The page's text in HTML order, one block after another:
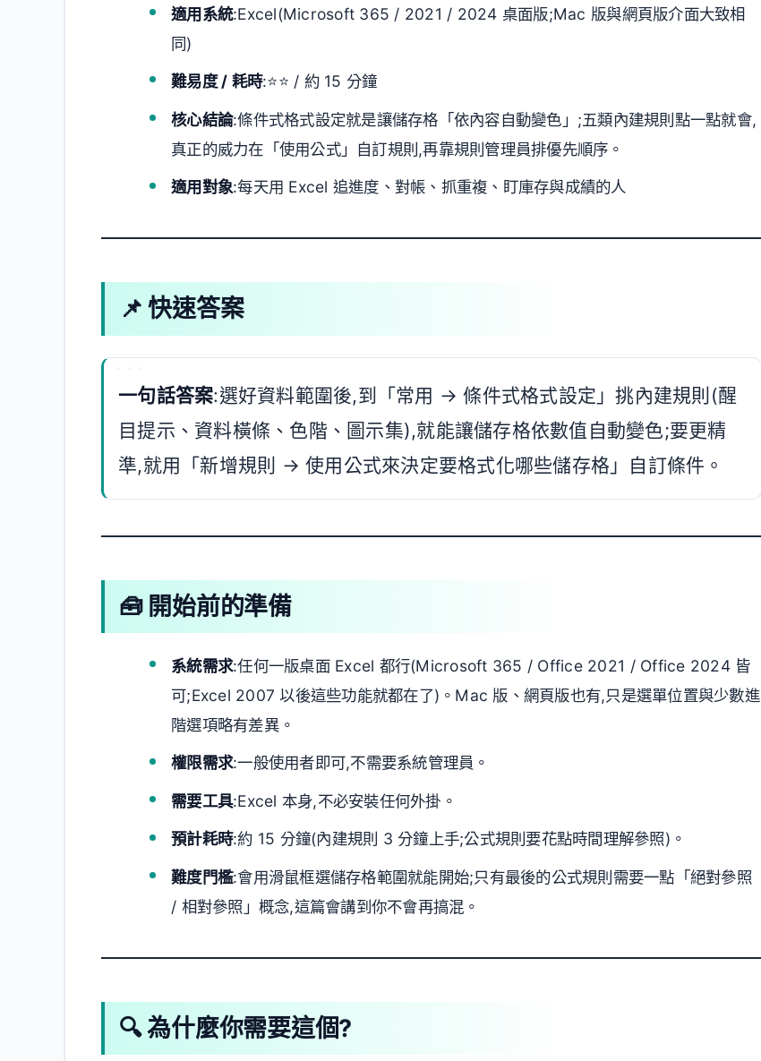
適用系統:Excel(Microsoft 365 / 2021 / 2024 桌面版;Mac 版與網頁版介面大致相
同)
難易度 / 耗時:⭐⭐ / 約 15 分鐘
核心結論:條件式格式設定就是讓儲存格「依內容自動變色」;五類內建規則點一點就會,
真正的威力在「使用公式」自訂規則,再靠規則管理員排優先順序。
適用對象:每天用 Excel 追進度、對帳、抓重複、盯庫存與成績的人
📌 快速答案
一句話答案:選好資料範圍後,到「常用 → 條件式格式設定」挑內建規則(醒
目提示、資料橫條、色階、圖示集),就能讓儲存格依數值自動變色;要更精
準,就用「新增規則 → 使用公式來決定要格式化哪些儲存格」自訂條件。
🧰 開始前的準備
系統需求:任何一版桌面 Excel 都行(Microsoft 365 / Office 2021 / Office 2024 皆
可;Excel 2007 以後這些功能就都在了)。Mac 版、網頁版也有,只是選單位置與少數進
階選項略有差異。
權限需求:一般使用者即可,不需要系統管理員。
需要工具:Excel 本身,不必安裝任何外掛。
預計耗時:約 15 分鐘(內建規則 3 分鐘上手;公式規則要花點時間理解參照)。
難度門檻:會用滑鼠框選儲存格範圍就能開始;只有最後的公式規則需要一點「絕對參照
/ 相對參照」概念,這篇會講到你不會再搞混。
🔍 為什麼你需要這個?